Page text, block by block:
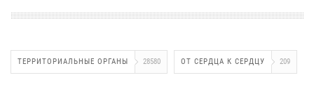
ТЕРРИТОРИАЛЬНЫЕ ОРГАНЫ 28580 ОТ СЕРДЦА К СЕРДЦУ 209